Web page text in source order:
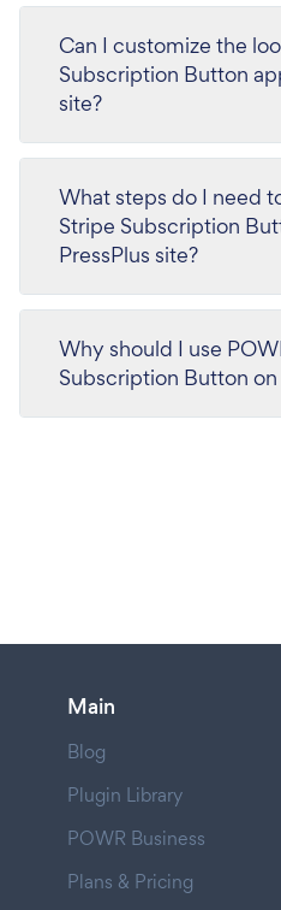
Can I customize the
Subscription Button
site?
What steps do I need
Stripe Subscription
PressPlus site?
Why should I use
Subscription Button
Main
Blog
Plugin Library
POWR Business
Plans & Pricing